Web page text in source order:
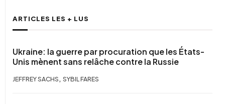
ARTICLES LES + LUS
Ukraine: la guerre par procuration que les États-
Unis mènent sans relâche contre la Russie
JEFFREY SACHS , SYBIL FARES